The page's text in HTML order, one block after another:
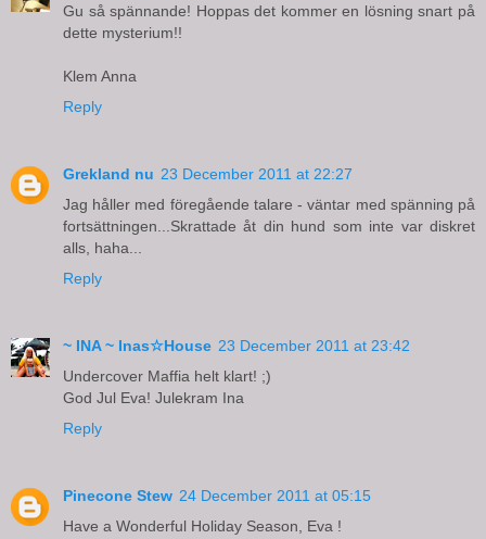
Gu så spännande! Hoppas det kommer en lösning snart på
dette mysterium!!
Klem Anna
Reply
Grekland nu 23 December 2011 at 22:27
Jag håller med föregående talare - väntar med spänning på
fortsättningen...Skrattade åt din hund som inte var diskret
alls, haha...
Reply
~ INA ~ Inas☆House 23 December 2011 at 23:42
Undercover Maffia helt klart! ;)
God Jul Eva! Julekram Ina
Reply
Pinecone Stew 24 December 2011 at 05:15
Have a Wonderful Holiday Season, Eva !